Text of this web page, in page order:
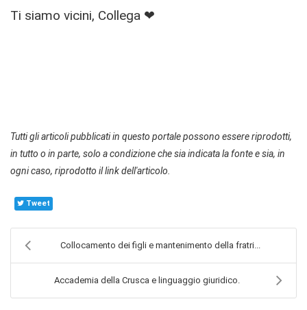
Ti siamo vicini, Collega ❤
Tutti gli articoli pubblicati in questo portale possono essere riprodotti,
in tutto o in parte, solo a condizione che sia indicata la fonte e sia, in
ogni caso, riprodotto il link dell'articolo.
Tweet
Collocamento dei figli e mantenimento della fratri...
Accademia della Crusca e linguaggio giuridico.